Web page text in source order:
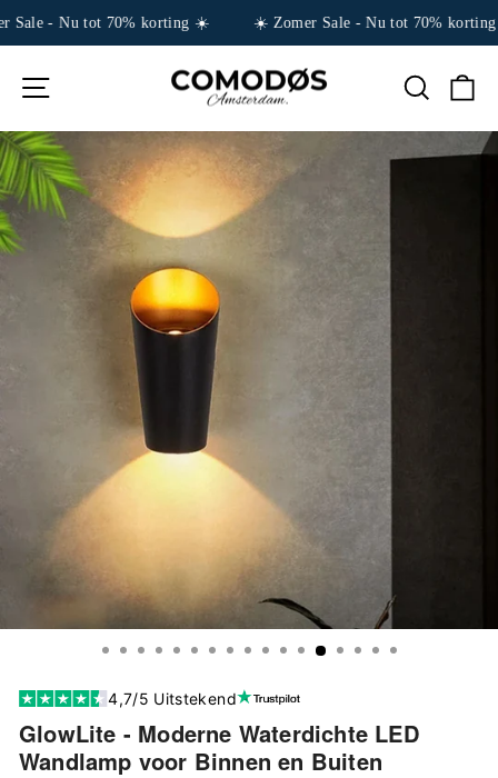
- Nu tot 70% korting ☀️ ☀️ Zomer Sale - Nu tot 70% korting
naar
TITEL
4,7/5 Uitstekend
GlowLite - Moderne Waterdichte LED
Wandlamp voor Binnen en Buiten